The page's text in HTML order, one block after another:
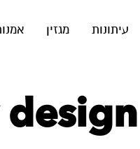
עיתונות מגזין